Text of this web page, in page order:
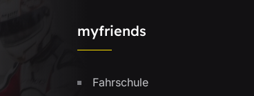
myfriends
Fahrschule